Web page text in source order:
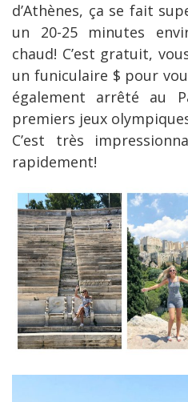
d’Athènes, ça se fait
un 20-25 minutes
chaud! C’est gratuit,
un funiculaire $ pour
également arrêté au
premiers jeux
C’est très
rapidement!